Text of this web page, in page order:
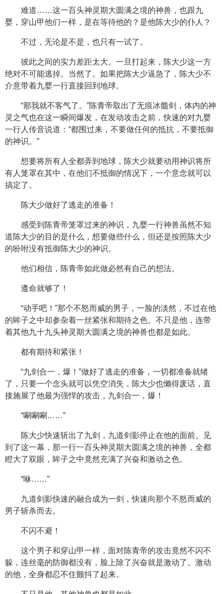
难道……这一百头神灵期大圆满之境的神兽，也跟九
婴，穿山甲他们一样，是在等待他的？是他陈大少的仆人？
不过，无论是不是，也只有一试了。
彼此之间的实力差距太大。一旦打起来，陈大少这一方
绝对不可能逃掉。当然了。如果把陈大少逼急了，陈大少不
介意带着九婴一行直接回到地球。
“那我就不客气了。”陈青帝取出了无痕冰髓剑，体内的神
灵之气也在这一瞬间爆发，在发动攻击之前，快速的对九婴
一行人传音说道：“都围过来，不要做任何的抵抗，不要抵御
的神识。”
想要将所有人全都弄到地球，陈大少就要动用神识将所
有人笼罩在其中，在他们不抵御的情况下，一个意念就可以
搞定了。
陈大少做好了逃走的准备！
感受到陈青帝笼罩过来的神识，九婴一行神兽虽然不知
道陈大少的目的是什么，想要做些什么，但还是按照陈大少
的吩咐没有抵御陈大少的神识。
他们相信，陈青帝如此做必然有自己的想法。
遵命就够了！
“动手吧！”那个不怒而威的男子，一脸的淡然，不过在他
的眸子之中却参杂着一丝紧张和期待之色。不只是他，连带
着其他九十九头神灵期大圆满之境的神兽也都是如此。
都有期待和紧张！
“九剑合一，爆！”做好了逃走的准备，一切都准备就绪
了，只要一个念头就可以凭空消失，陈大少也懒得废话，直
接施展了他最为强悍的攻击，九剑合一，爆！
“唰唰唰……”
陈大少快速斩出了九剑，九道剑影停止在他的面前。见
到了这一幕，那一行一百头神灵期大圆满之境的神兽，全都
瞪大了双眼，眸子之中竟然充满了兴奋和激动之色。
“咻……”
九道剑影快速的融合成为一剑，快速向那个不怒而威的
男子斩杀而去。
不闪不避！
这个男子和穿山甲一样，面对陈青帝的攻击竟然不闪不
躲，连丝毫的防御都没有，脸上除了兴奋就是激动了。激动
的他，全身都忍不住颤抖了起来。